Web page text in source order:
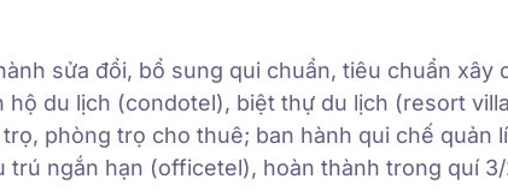
sửa đổi, bổ sung qui chuẩn, tiêu chuẩn xây
du lịch (condotel), biệt thự du lịch (resort
phòng trọ cho thuê; ban hành qui chế quản
ngắn hạn (officetel), hoàn thành trong quí 3/